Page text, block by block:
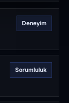
Deneyim
Sorumluluk